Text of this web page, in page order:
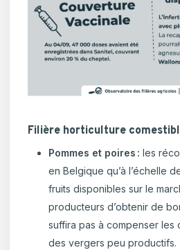
Filière horticulture
Pommes et poires : les
en Belgique qu’à l’échelle
fruits disponibles sur le
producteurs d’obtenir de
suffira pas à compenser les
des vergers peu productifs.